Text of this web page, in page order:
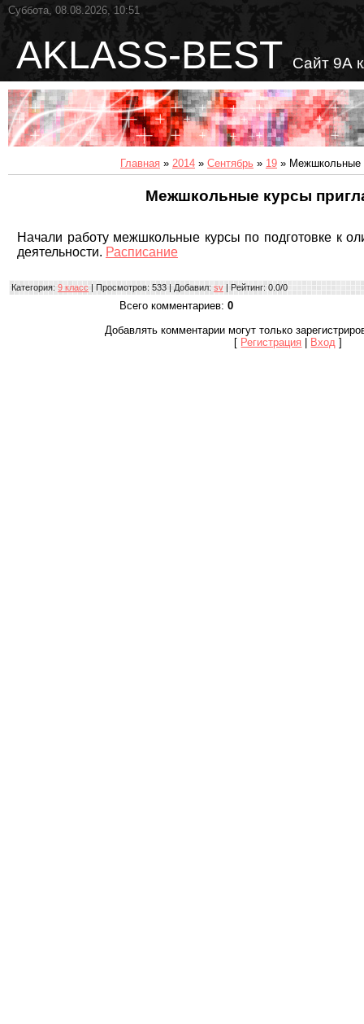
Суббота, 08.08.2026, 10:51
AKLASS-BEST Сайт 9А
Главная » 2014 » Сентябрь » 19 » Межшкольные
Межшкольные курсы
Начали работу межшкольные курсы по подготовке к
деятельности. Расписание
Категория: 9 класс | Просмотров: 533 | Добавил: sv | Рейтинг: 0.0/0
Всего комментариев: 0
Добавлять комментарии могут только
[ Регистрация Вход ]